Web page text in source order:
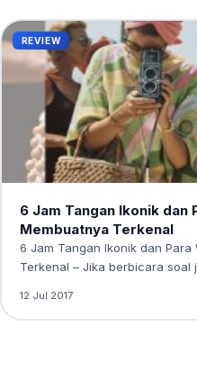
REVIEW
6 Jam Tangan Ikonik dan
Membuatnya Terkenal
6 Jam Tangan Ikonik dan Para
Terkenal – Jika berbicara soal
12 Jul 2017